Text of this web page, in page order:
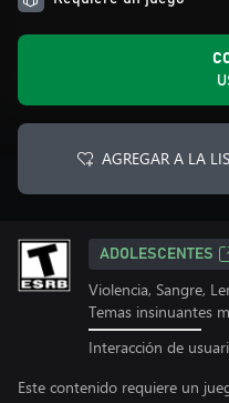
AGREGAR A LA
ADOLESCENTES
Violencia, Sangre,
Temas insinuantes
Interacción de
Este contenido requiere un